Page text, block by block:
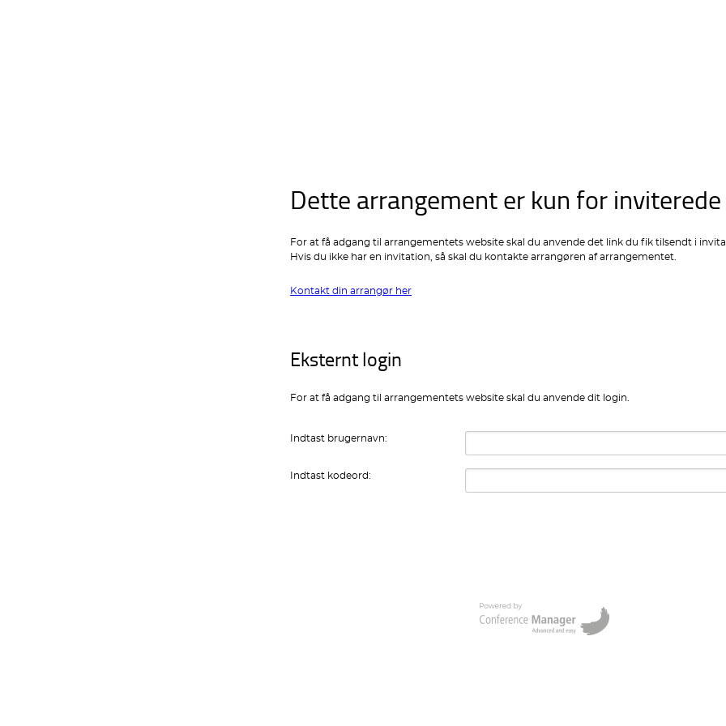
Dette arrangement er kun for inviterede
For at få adgang til arrangementets website skal du anvende det link du fik tilsendt i
Hvis du ikke har en invitation, så skal du kontakte arrangøren af arrangementet.
Kontakt din arrangør her
Eksternt login
For at få adgang til arrangementets website skal du anvende dit login.
Indtast brugernavn:
Indtast kodeord: